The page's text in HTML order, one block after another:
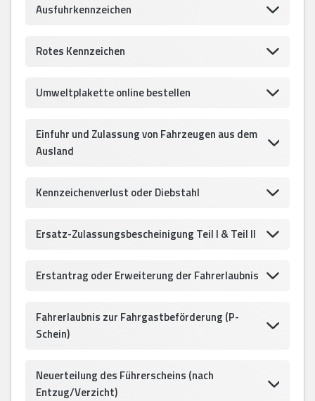
Ausfuhrkennzeichen
Rotes Kennzeichen
Umweltplakette online bestellen
Einfuhr und Zulassung von Fahrzeugen aus dem
Ausland
Kennzeichenverlust oder Diebstahl
Ersatz-Zulassungsbescheinigung Teil I & Teil II
Erstantrag oder Erweiterung der Fahrerlaubnis
Fahrerlaubnis zur Fahrgastbeförderung (P-
Schein)
Neuerteilung des Führerscheins (nach
Entzug/Verzicht)